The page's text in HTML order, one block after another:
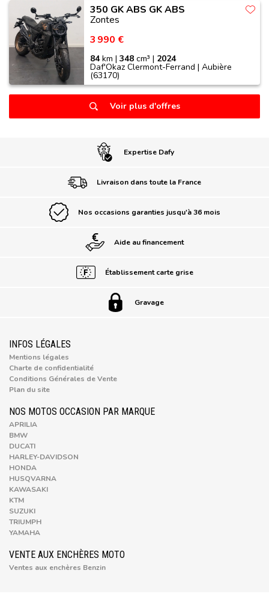
350 GK ABS GK ABS
Zontes
3 990 €
84km |348 cm³ | 2024
Daf'Okaz Clermont-Ferrand | Aubière
(63170)
Voir plus d'offres
Expertise Dafy
Livraison dans toute la France
Nos occasions garanties jusqu'à 36 mois
Aide au financement
Établissement carte grise
Gravage
INFOS LÉGALES
Mentions légales
Charte de confidentialité
Conditions Générales de Vente
Plan du site
NOS MOTOS OCCASION PAR MARQUE
APRILIA
BMW
DUCATI
HARLEY-DAVIDSON
HONDA
HUSQVARNA
KAWASAKI
KTM
SUZUKI
TRIUMPH
YAMAHA
VENTE AUX ENCHÈRES MOTO
Ventes aux enchères Benzin